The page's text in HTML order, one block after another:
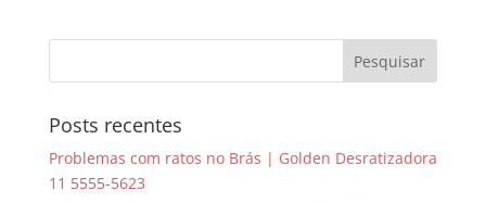
Posts recentes
Problemas com ratos no Brás | Golden Desratizadora
11 5555-5623